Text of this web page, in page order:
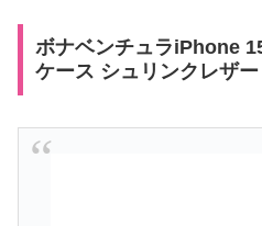
ボナベンチュラiPhone
ケース シュリンクレザー